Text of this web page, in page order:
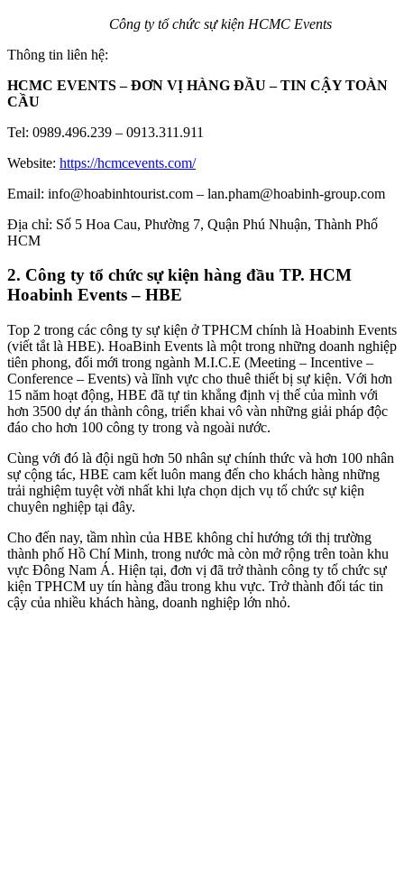
Công ty tổ chức sự kiện HCMC Events
Thông tin liên hệ:
HCMC EVENTS – ĐƠN VỊ HÀNG ĐẦU – TIN CẬY TOÀN
CẦU
Tel: 0989.496.239 – 0913.311.911
Website: https://hcmcevents.com/
Email: info@hoabinhtourist.com – lan.pham@hoabinh-group.com
Địa chỉ: Số 5 Hoa Cau, Phường 7, Quận Phú Nhuận, Thành Phố
HCM
2. Công ty tổ chức sự kiện hàng đầu TP. HCM
Hoabinh Events – HBE
Top 2 trong các công ty sự kiện ở TPHCM chính là Hoabinh Events
(viết tắt là HBE). HoaBinh Events là một trong những doanh nghiệp
tiên phong, đổi mới trong ngành M.I.C.E (Meeting – Incentive –
Conference – Events) và lĩnh vực cho thuê thiết bị sự kiện. Với hơn
15 năm hoạt động, HBE đã tự tin khẳng định vị thế của mình với
hơn 3500 dự án thành công, triển khai vô vàn những giải pháp độc
đáo cho hơn 100 công ty trong và ngoài nước.
Cùng với đó là đội ngũ hơn 50 nhân sự chính thức và hơn 100 nhân
sự cộng tác, HBE cam kết luôn mang đến cho khách hàng những
trải nghiệm tuyệt vời nhất khi lựa chọn dịch vụ tổ chức sự kiện
chuyên nghiệp tại đây.
Cho đến nay, tầm nhìn của HBE không chỉ hướng tới thị trường
thành phố Hồ Chí Minh, trong nước mà còn mở rộng trên toàn khu
vực Đông Nam Á. Hiện tại, đơn vị đã trở thành công ty tổ chức sự
kiện TPHCM uy tín hàng đầu trong khu vực. Trở thành đối tác tin
cậy của nhiều khách hàng, doanh nghiệp lớn nhỏ.